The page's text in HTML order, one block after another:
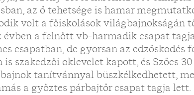
az ő tehetsége is hamar
volt a főiskolások világbajnokságán
évben a felnőtt vb-harmadik csapat
csapatban, de gyorsan az edzősködés
is szakedzői oklevelet kapott, és Szőcs
tanítvánnyal büszkélkedhetett,
a győztes párbajtőr csapat tagja lett.